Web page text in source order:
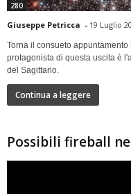
280
Giuseppe Petricca - 19 Luglio
Torna il consueto
protagonista di questa uscita è
del Sagittario.
Continua a leggere
Possibili fireball